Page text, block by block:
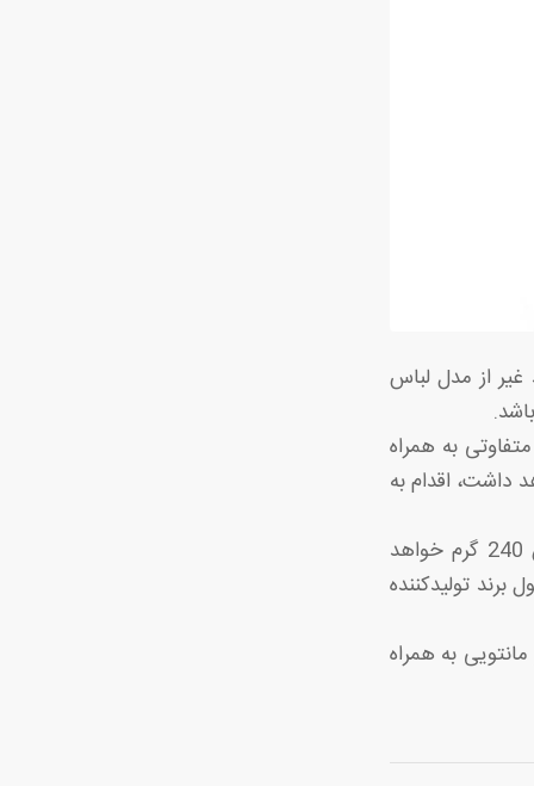
شامل می شود باید غیر از مدل لباس
به همراه
داشت، اقدام به
به عنوان مثال پارچه کجراهی که بابت دوخت و تولید مانتو استفاده می شود وزن 240 گرم خواهد
تولیدکننده
به همراه